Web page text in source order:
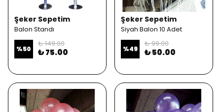
Şeker Sepetim
Balon Standı
%50
₺ 149.00
₺ 75.00
Şeker Sepetim
Siyah Balon 10 Adet
%49
₺ 99.00
₺ 50.00